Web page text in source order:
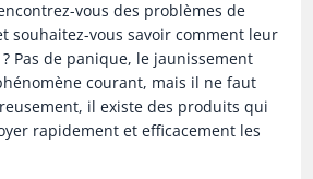
vous des problèmes de
souhaitez-vous savoir comment leur
Pas de panique, le jaunissement
courant, mais il ne faut
il existe des produits qui
rapidement et efficacement les